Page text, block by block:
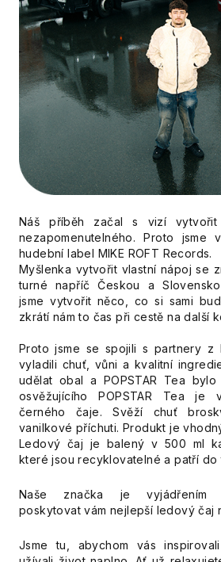
Náš příběh začal s vizí vytvořit
nezapomenutelného. Proto jsme
hudební label MIKE ROFT Records.
Myšlenka vytvořit vlastní nápoj se
turné napříč Českou a
jsme vytvořit něco, co si sami
zkrátí nám to čas při cestě na další
Proto jsme se spojili s partnery z
vyladili chuť, vůni a kvalitní
udělat obal a POPSTAR Tea bylo
osvěžujícího POPSTAR Tea je
černého čaje. Svěží chuť
vanilkové příchuti. Produkt je
Ledový čaj je balený v 500 ml
které jsou recyklovatelné a patří do
Naše značka je vyjádřením
poskytovat vám nejlepší ledový čaj
Jsme tu, abychom vás